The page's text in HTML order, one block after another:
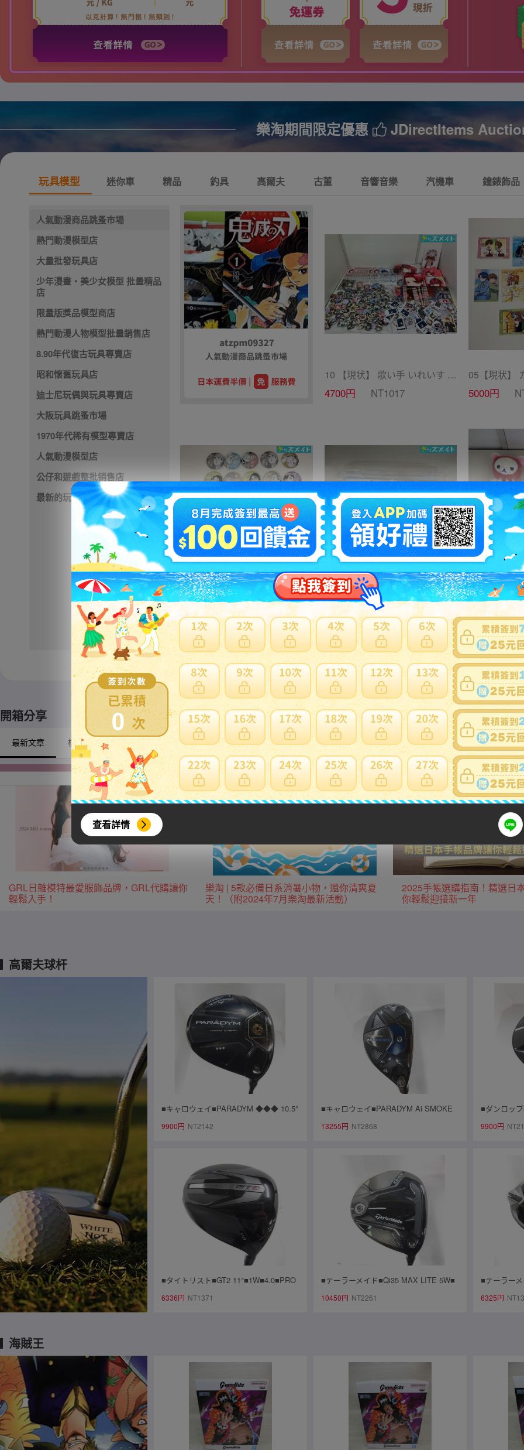
0
查看詳情
樂淘期間限定優惠 JDirectItems
玩具模型 迷你車 精品 釣具 高爾夫 古董 音響音樂 汽機車 鐘錶飾品
人氣動漫商品跳蚤市場
熱門動漫模型店
大量批發玩具店
少年漫畫・美少女模型 批量精品
店
限量版獎品模型商店
熱門動漫人物模型批量銷售店
8.90年代復古玩具專賣店
昭和懷舊玩具店
迪士尼玩偶與玩具專賣店
大阪玩具跳蚤市場
1970年代稀有模型專賣店
人氣動漫模型店
公仔和遊戲整批销售店
最新的玩具店
10 【現状】 歌い手 いれいす グッズ まとめ売り ぬいぐるみ バッジ・キーホルダー 紙類 他
4700円 NT1017 5000円
05 【現状】 ハイキュー!! FAN PARK ファンパーク グッズ デコレクション缶バッジ まとめ売り 牛島若利 宮侑 木兎光太郎 星海光来 他
921円 NT199
08【現状】リラックマ グッズ コリラックのおもちゃセット /リラックマ
7000円 NT1514 3000円
※ 超過 48小時 外付款之訂單及日本寄日本之訂單，無法參加免服務費及國際運費優惠。
※ 優惠賣家商品有含材積商品或符合大型商品限制，仍會產生材積費用。
※ 限定自取商品不適用日本當地運費優惠。
開箱分享
最新文章 模型/動漫周邊 戶外/露營 興趣/古董收藏 生活用品/家電 廚房用品/鍋具 服飾 運動用品
GRL日雜模特最愛服飾品牌，GRL代購讓你
輕鬆入手！
樂淘 | 5款必備日系消暑小物，還你清爽夏
天！（附2024年7月樂淘最新活動）
2025手帳選購指南！精選日
你輕鬆迎接新一年
高爾夫球杆
■キャロウェイ■PARADYM ◆◆◆ 10.5°
USA■1W■S■Kai'li WHITE 60■中古■1円
9900円 NT2142
■キャロウェイ■PARADYM Ai SMOKE
U4■4U■SR■TENSEI 50 for CW(Ai SMO
13255円 NT2868
■ダンロッ
Diamana
9900円
■タイトリスト■GT2 11°■1W■4.0■PRO
JECT X DENALI RED 40■訳有中古■1円
6336円 NT1371
■テーラーメイド■Qi35 MAX LITE 5W■
5W■R■AIR SPEEDER TM(Qi35 FW)■
10450円 NT2261
■テーラー
iamana
6325円
海賊王